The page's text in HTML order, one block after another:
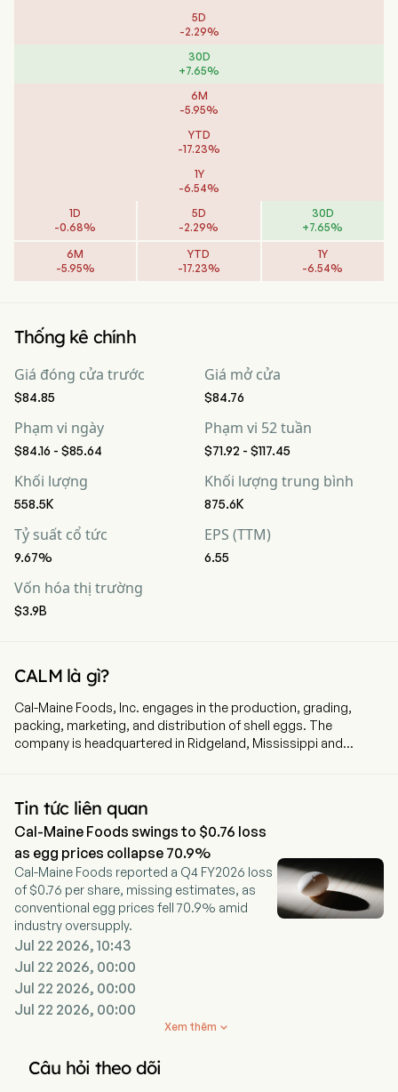
5D
-2.29%
30D
+7.65%
6M
-5.95%
YTD
-17.23%
1Y
-6.54%
1D
-0.68%
5D
-2.29%
30D
+7.65%
6M
-5.95%
YTD
-17.23%
1Y
-6.54%
Thống kê chính
Giá đóng cửa trước
$84.85
Giá mở cửa
$84.76
Phạm vi ngày
$84.16 - $85.64
Phạm vi 52 tuần
$71.92 - $117.45
Khối lượng
558.5K
Khối lượng trung bình
875.6K
Tỷ suất cổ tức
9.67%
EPS (TTM)
6.55
Vốn hóa thị trường
$3.9B
CALM là gì?
Cal-Maine Foods, Inc. engages in the production, grading,
packing, marketing, and distribution of shell eggs. The
company is headquartered in Ridgeland, Mississippi and
manufacturing feed, and producing, processing, packaging,
and distributing shell eggs. The firm provides specialty and
conventional eggs. Specialty eggs encompass a broad range
of products, such as cage-free, organic, brown, free-range,
pasture-raised and nutritionally enhanced eggs. Its Farmhouse
Eggs brand eggs are produced at its facilities by hens that are
provided with a vegetarian diet. The company markets organic,
vegetarian and omega-3 eggs under its 4-Grain brand, which
consists of conventional and cage-free eggs. Its Sunups and
Sunny Meadow brands are sold as conventional eggs.
Tin tức liên quan
Cal-Maine Foods swings to $0.76 loss
as egg prices collapse 70.9%
Cal-Maine Foods reported a Q4 FY2026 loss
of $0.76 per share, missing estimates, as
conventional egg prices fell 70.9% amid
industry oversupply.
Jul 22 2026, 10:43
Jul 22 2026, 00:00
Jul 22 2026, 00:00
Jul 22 2026, 00:00

Xem thêm
Câu hỏi theo dõi